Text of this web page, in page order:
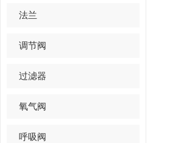
法兰
调节阀
过滤器
氧气阀
呼吸阀